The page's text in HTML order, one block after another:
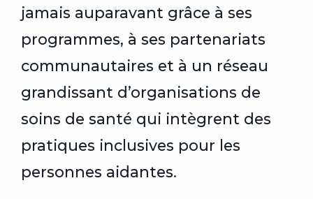
jamais auparavant grâce à ses
programmes, à ses partenariats
communautaires et à un réseau
grandissant d’organisations de
soins de santé qui intègrent des
pratiques inclusives pour les
personnes aidantes.